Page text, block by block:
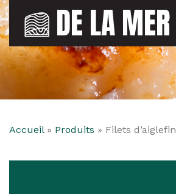
DE LA MER
Accueil» Produits » Filets d’aiglefin